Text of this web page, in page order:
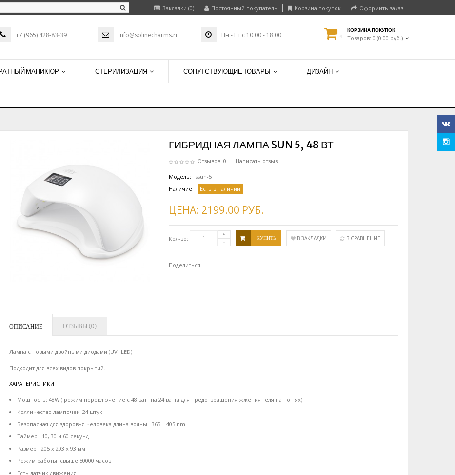
Закладки (0) Постоянный покупатель Корзина покупок Оформить заказ
+7 (965) 428-83-39 info@solinecharms.ru Пн - Пт с 10:00 - 18:00
КОРЗИНА ПОКУПОК
Товаров: 0 (0.00 руб.)
МАНИКЮР СТЕРИЛИЗАЦИЯ СОПУТСТВУЮЩИЕ ТОВАРЫ ДИЗАЙН
ГИБРИДНАЯ ЛАМПА SUN 5, 48 ВТ
Отзывов: 0 | Написать отзыв
Модель:
ssun-5
Наличие:
Есть в наличии
ЦЕНА: 2199.00 РУБ.
Кол-во: КУПИТЬ В ЗАКЛАДКИ В СРАВНЕНИЕ
Поделиться
ОПИСАНИЕ ОТЗЫВЫ (0)
Лампа с новыми двойными диодами (UV+LED).
Подходит для всех видов покрытий.
ХАРАТЕРИСТИКИ
Мощность: 48W ( режим переключение с 48 ватт на 24 ватта для предотвращения жжения геля на ногтях)
Колличество лампочек: 24 штук
Безопасная для здоровья человека длина волны: 365 – 405 nm
Таймер : 10, 30 и 60 секунд
Размер : 205 х 203 х 93 мм
Режим работы: свыше 50000 часов
Есть датчик движения